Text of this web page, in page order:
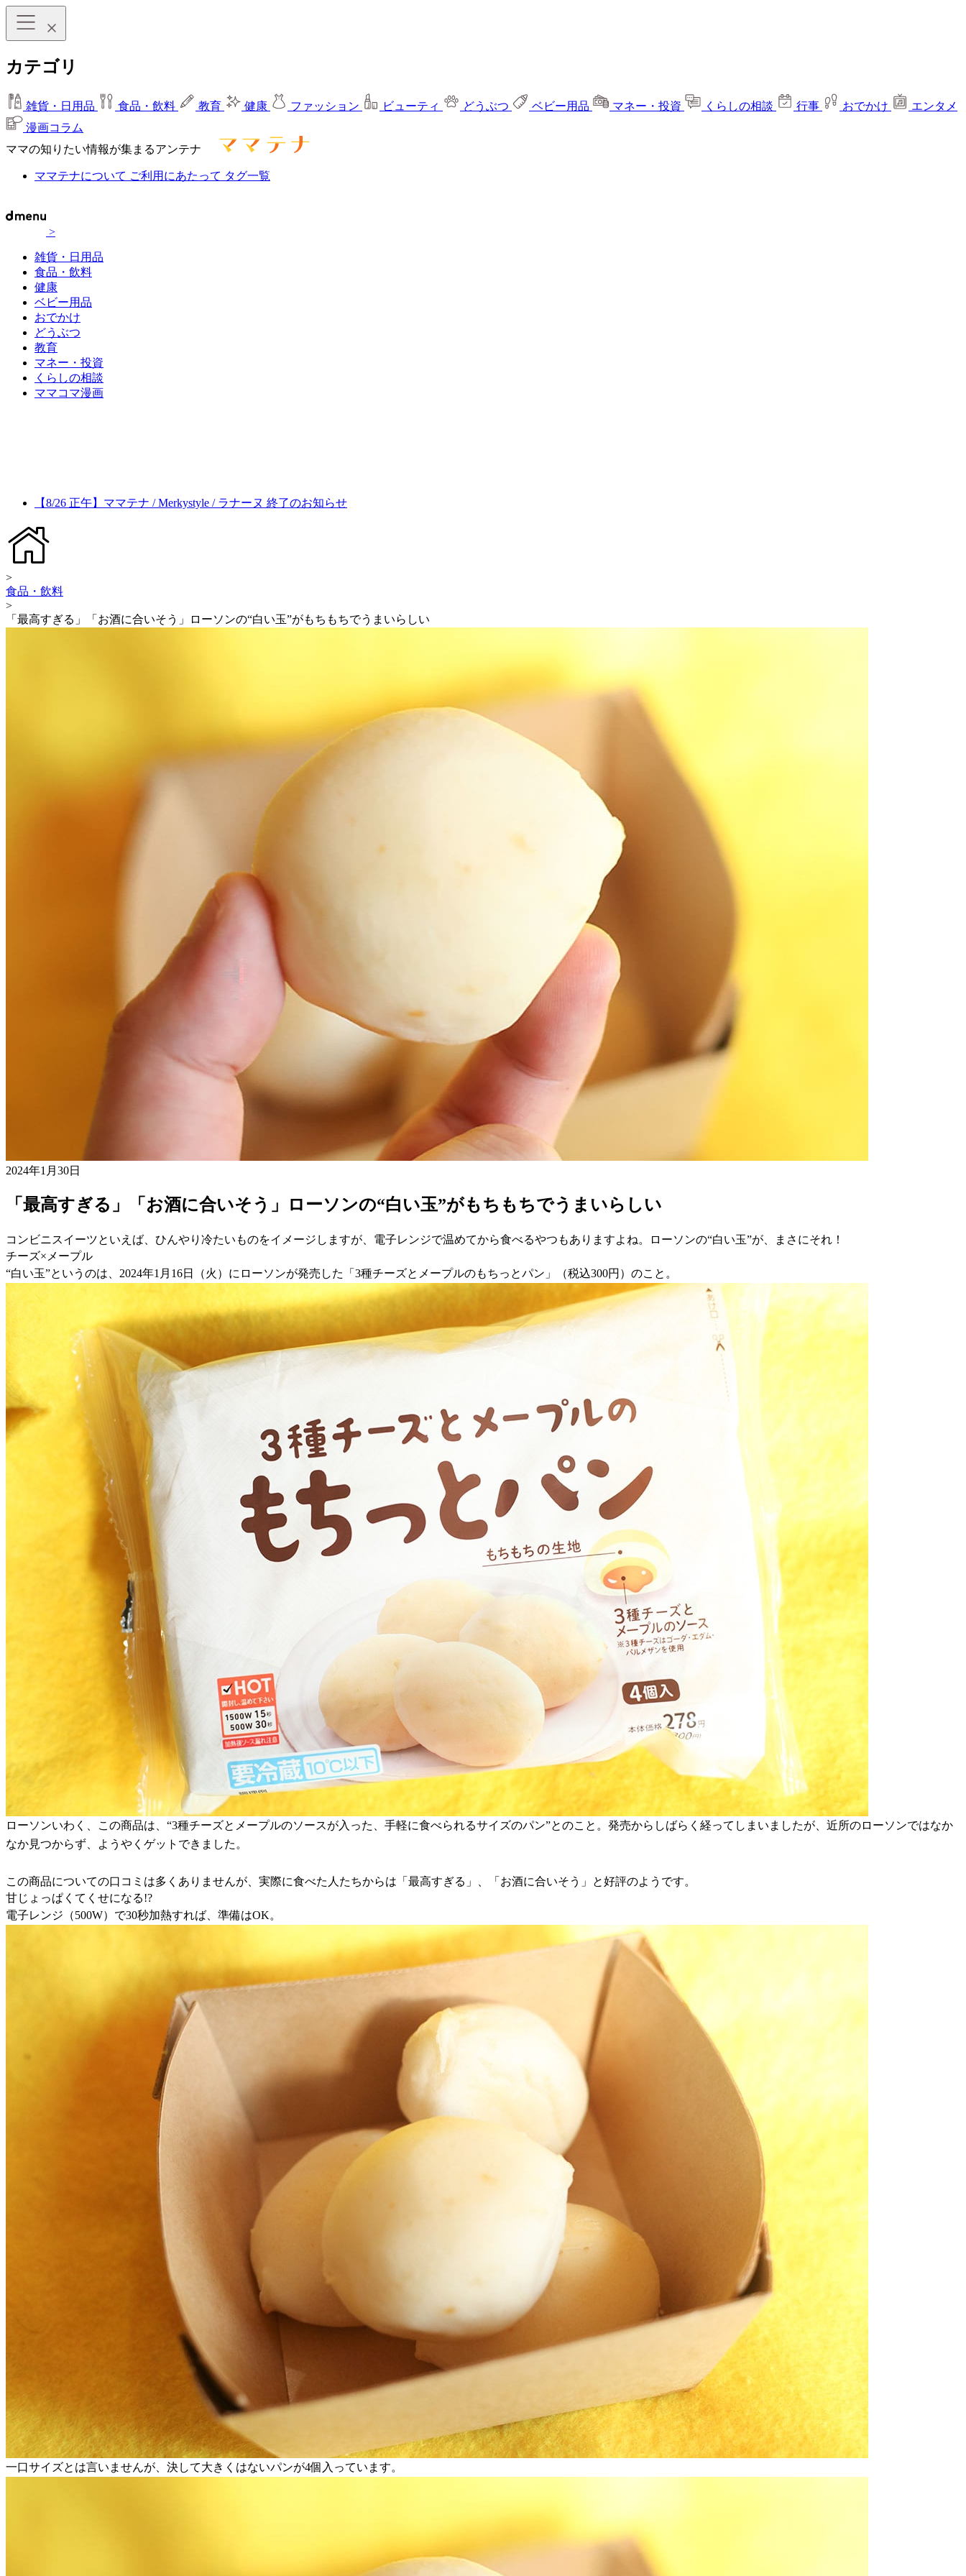
カテゴリ
雑貨・日用品 食品・飲料 教育 健康 ファッション ビューティ どうぶつ ベビー用品 マネー・投資 くらしの相談 行事 おでかけ
エンタメ
漫画コラム
ママの知りたい情報が集まるアンテナ
ママテナについて ご利用にあたって タグ一覧
>
雑貨・日用品
食品・飲料
健康
ベビー用品
おでかけ
どうぶつ
教育
マネー・投資
くらしの相談
ママコマ漫画
【8/26 正午】ママテナ / Merkystyle / ラナーヌ 終了のお知らせ
>
食品・飲料
>
「最高すぎる」「お酒に合いそう」ローソンの“白い玉”がもちもちでうまいらしい
2024年1月30日
「最高すぎる」「お酒に合いそう」ローソンの“白い玉”がもちもちでうまいらしい
コンビニスイーツといえば、ひんやり冷たいものをイメージしますが、電子レンジで温めてから食べるやつもありますよね。ローソンの“白い玉”が、まさにそれ！
チーズ×メープル
“白い玉”というのは、2024年1月16日（火）にローソンが発売した「3種チーズとメープルのもちっとパン」（税込300円）のこと。
ローソンいわく、この商品は、“3種チーズとメープルのソースが入った、手軽に食べられるサイズのパン”とのこと。発売からしばらく経ってしまいましたが、近所のローソンではなか
なか見つからず、ようやくゲットできました。
この商品についての口コミは多くありませんが、実際に食べた人たちからは「最高すぎる」、「お酒に合いそう」と好評のようです。
甘じょっぱくてくせになる!?
電子レンジ（500W）で30秒加熱すれば、準備はOK。
一口サイズとは言いませんが、決して大きくはないパンが4個入っています。